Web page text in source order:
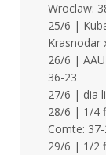
Wroclaw:
25/6 |
Krasnodar
26/6 |
36-23
27/6 | dia
28/6 | 1/4
Comte:
29/6 | 1/2